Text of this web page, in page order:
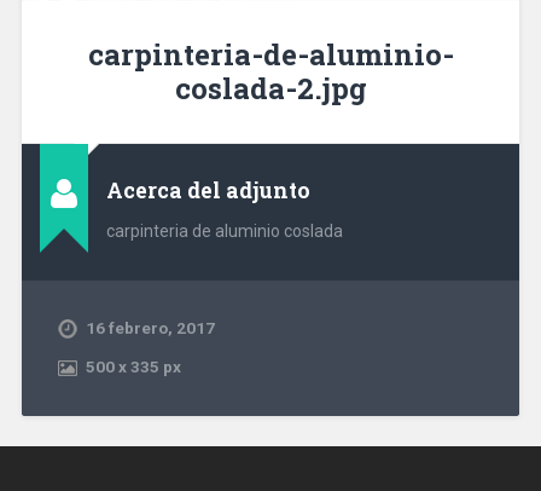
carpinteria-de-aluminio-
coslada-2.jpg
Acerca del adjunto
carpinteria de aluminio coslada
16 febrero, 2017
500x335 px